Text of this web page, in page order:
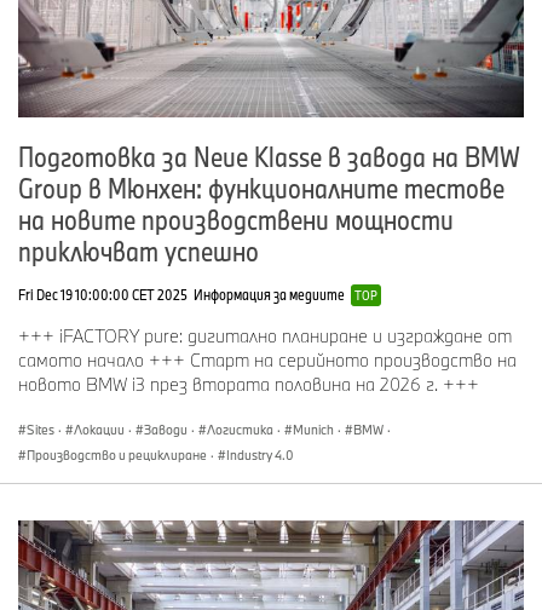
Подготовка за Neue Klasse в завода на BMW
Group в Мюнхен: функционалните тестове
на новите производствени мощности
приключват успешно
Fri Dec 19 10:00:00 CET 2025 Информация за медиите TOP
+++ iFACTORY pure: дигитално планиране и изграждане от
самото начало +++ Старт на серийното производство на
новото BMW i3 през втората половина на 2026 г. +++
Sites · Локации · Заводи · Логистика · Munich · BMW ·
Производство и рециклиране · Industry 4.0